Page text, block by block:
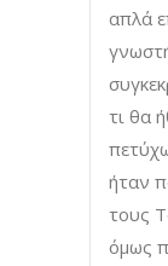
απλά
τι θα
ήταν
τους
όμως